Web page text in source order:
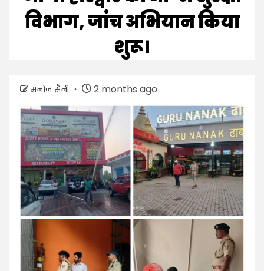
विभाग, जांच अभियान किया
शुरू।
मनोज सैनी 2 months ago